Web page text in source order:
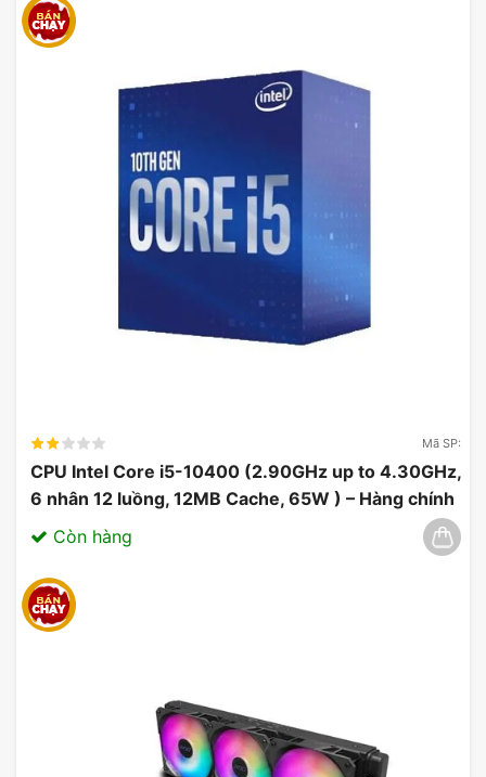
Mã SP:
CPU Intel Core i5-10400 (2.90GHz up to 4.30GHz,
6 nhân 12 luồng, 12MB Cache, 65W ) – Hàng chính
hãng 03/2025
Còn hàng